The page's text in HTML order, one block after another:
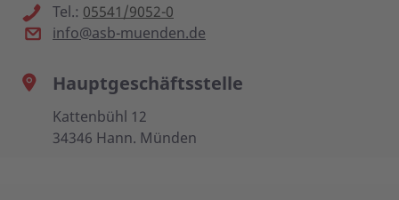
Tel.: 05541/9052-0
info@asb-muenden.de
Hauptgeschäftsstelle
Kattenbühl 12
34346 Hann. Münden